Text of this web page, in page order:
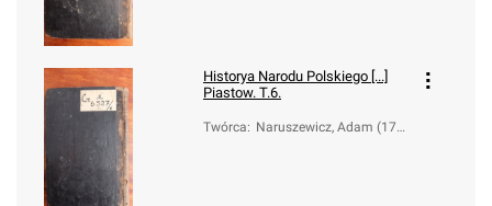
Historya Narodu Polskiego [...]
Piastow. T.6.
Twórca: Naruszewicz, Adam (173